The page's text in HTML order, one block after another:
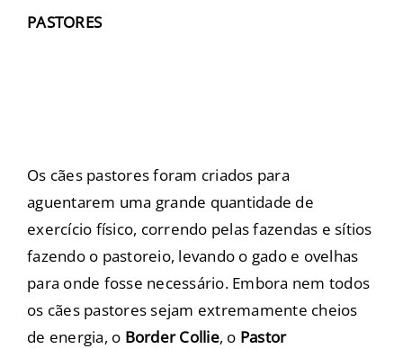
PASTORES
Os cães pastoresforam criados para
aguentarem uma grande quantidade de
exercício físico, correndo pelas fazendas e sítios
fazendo o pastoreio, levando o gado e ovelhas
para onde fosse necessário. Embora nem todos
os cães pastores sejam extremamente cheios
de energia, o Border Collie, o Pastor